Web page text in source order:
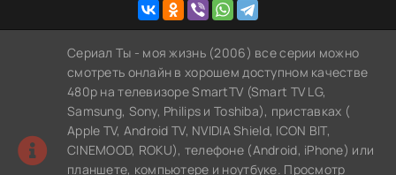
Сериал Ты - моя жизнь (2006) все серии можно
смотреть онлайн в хорошем доступном качестве
480p на телевизоре SmartTV (Smart TV LG,
Samsung, Sony, Philips и Toshiba), приставках (
Apple TV, Android TV, NVIDIA Shield, ICON BIT,
CINEMOOD, ROKU), телефоне (Android, iPhone) или
планшете, компьютере и ноутбуке. Просмотр